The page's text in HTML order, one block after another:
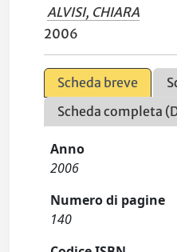
ALVISI, CHIARA
2006
Scheda breve
Scheda completa
Anno
2006
Numero di pagine
140